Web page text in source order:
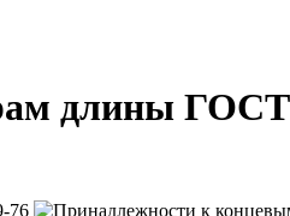
длины ГОСТ